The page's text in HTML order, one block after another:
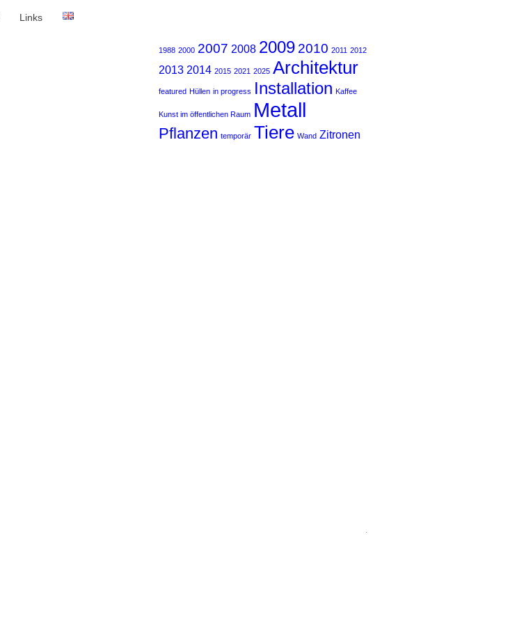
Links
1988 2000 2007 2008 2009 2010 2011 2012
2013 2014 2015 2021 2025 Architektur
featured Hüllen in progress Installation Kaffee
Kunst im öffentlichen Raum Metall
Pflanzen temporär Tiere Wand Zitronen